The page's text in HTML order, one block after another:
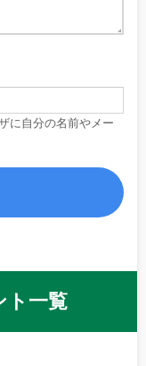
に自分の名前やメー
ト一覧